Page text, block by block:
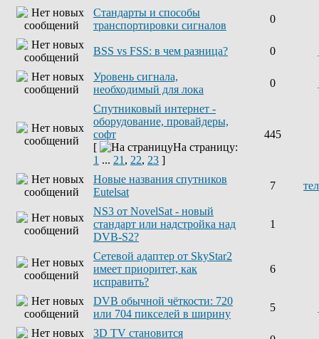
Стандарты и способы
транспортировки сигналов
0
BSS vs FSS: в чем разница? 0
Уровень сигнала,
необходимый для лока
0
Спутниковый интернет -
оборудование, провайдеры,
софт
[
На страницу:
1 ... 21 , 22, 23 ]
445
Новые названия спутников
Eutelsat
7
NS3 от NovelSat - новый
стандарт или надстройка над
DVB-S2?
1
Сетевой адаптер от SkyStar2
имеет приоритет, как
исправить?
6
DVB обычной чёткости: 720
или 704 пикселей в ширину
5
3D TV становится